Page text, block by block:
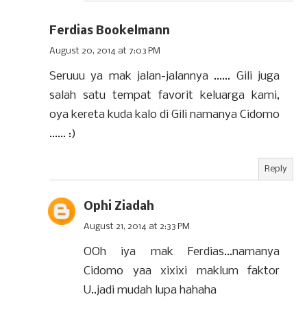
Ferdias Bookelmann
August 20, 2014 at 7:03 PM
Seruuu ya mak jalan-jalannya ...... Gili juga
salah satu tempat favorit keluarga kami,
oya kereta kuda kalo di Gili namanya Cidomo
...... :)
Reply
Ophi Ziadah
August 21, 2014 at 2:33 PM
OOh iya mak Ferdias...namanya
Cidomo yaa xixixi maklum faktor
U..jadi mudah lupa hahaha